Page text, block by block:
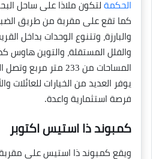
الحكمة لتكون ملاذا على ساحل
كما تقع على مقربة من طريق
والبارزة، وتتنوع الوحدات بداخل
والفلل المستقلة، والتوين هاوس
يوفر العديد من الخيارات للعائلات
فرصة استثمارية واعدة.
كمبوند ذا استيس اكتوبر
ويقع كمبوند ذا استيس على